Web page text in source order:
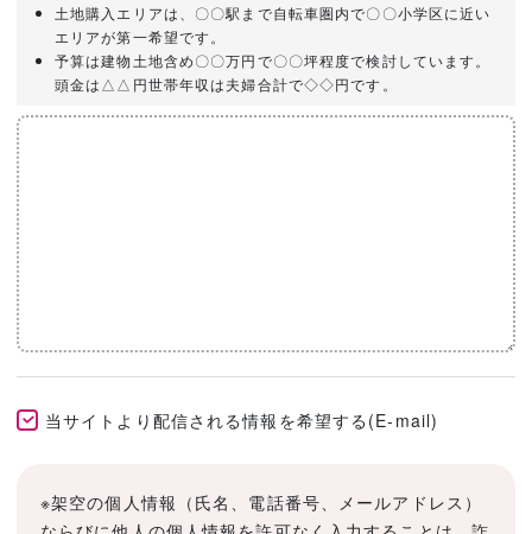
土地購入エリアは、〇〇駅まで自転車圏内で〇〇小学区に近い
エリアが第一希望です。
予算は建物土地含め〇〇万円で〇〇坪程度で検討しています。
頭金は△△円世帯年収は夫婦合計で◇◇円です。
当サイトより配信される情報を希望する(E-mail)
※架空の個人情報（氏名、電話番号、メールアドレス）